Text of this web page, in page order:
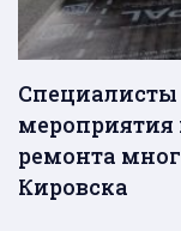
мероприятия
ремонта
Кировска